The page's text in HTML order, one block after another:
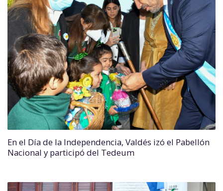
En el Día de la Independencia, Valdés izó el Pabellón
Nacional y participó del Tedeum